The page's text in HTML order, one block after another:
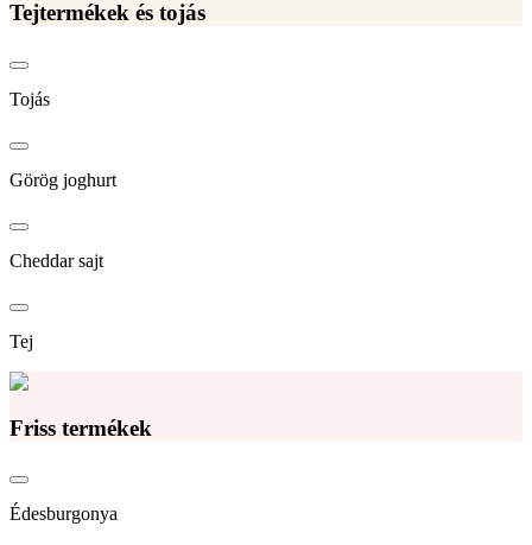
Tejtermékek és tojás
Tojás
Görög joghurt
Cheddar sajt
Tej
Friss termékek
Édesburgonya